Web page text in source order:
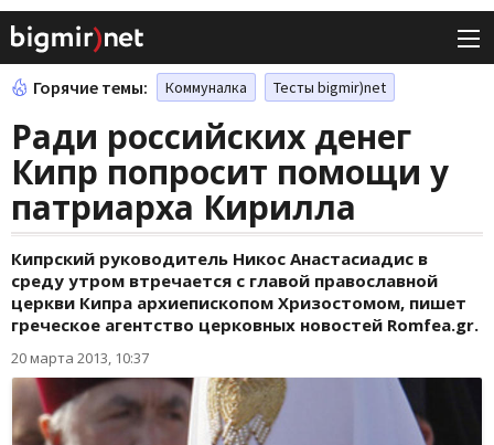
Горячие темы: Коммуналка Тесты bigmir)net
Ради российских денег
Кипр попросит помощи у
патриарха Кирилла
Кипрский руководитель Никос Анастасиадис в
среду утром втречается с главой православной
церкви Кипра архиепископом Хризостомом, пишет
греческое агентство церковных новостей Romfea.gr.
20 марта 2013, 10:37